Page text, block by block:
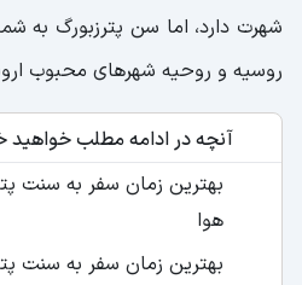
شهرت دارد، اما سن پترزبورگ به
روسیه و روحیه شهرهای محبوب
آنچه در ادامه مطلب خواهید
بهترین زمان سفر به سنت
هوا
بهترین زمان سفر به سنت